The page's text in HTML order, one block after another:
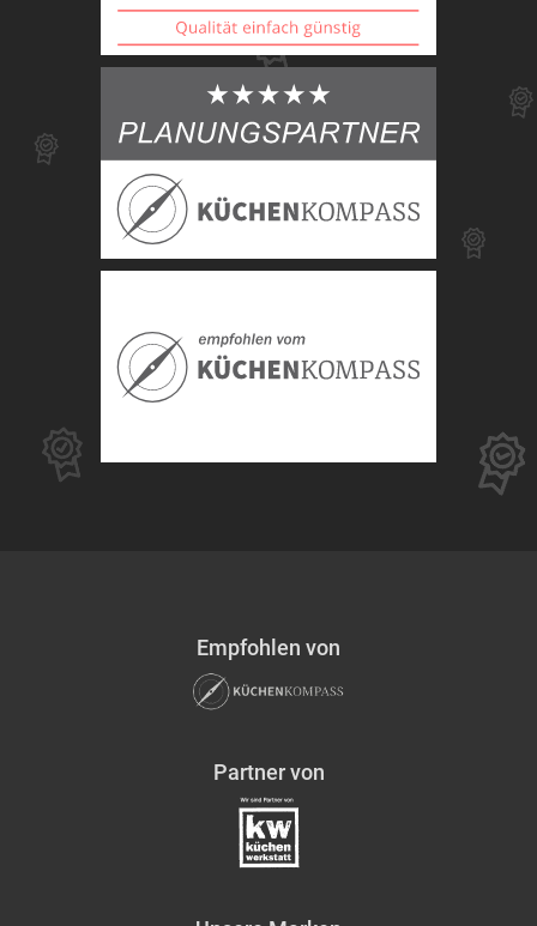
Empfohlen von
Partner von